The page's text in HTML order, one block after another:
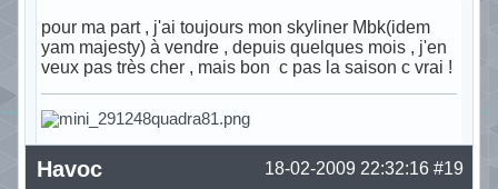
pour ma part , j'ai toujours mon skyliner Mbk(idem
yam majesty) à vendre , depuis quelques mois , j'en
veux pas très cher , mais bon c pas la saison c vrai !
Hors ligne #19
18-02-2009 22:32:16
Havoc